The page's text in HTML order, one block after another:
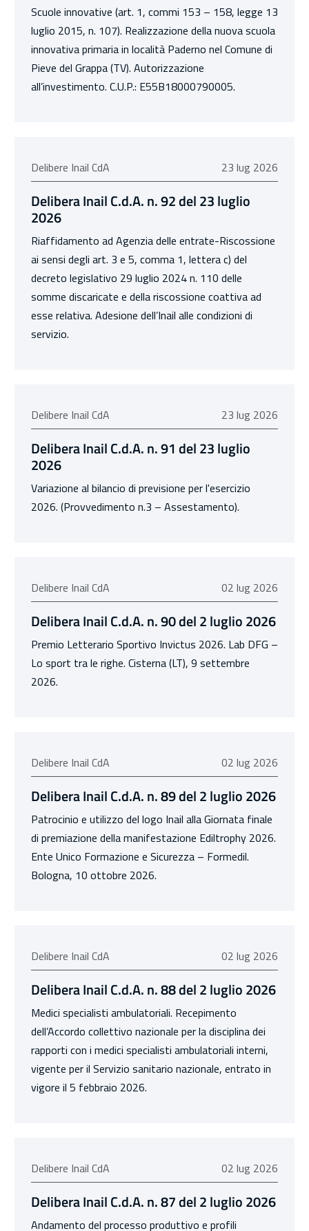
Scuole innovative (art. 1, commi 153 – 158, legge 13
luglio 2015, n. 107). Realizzazione della nuova scuola
innovativa primaria in località Paderno nel Comune di
Pieve del Grappa (TV). Autorizzazione
all’investimento. C.U.P.: E55B18000790005.
Delibere Inail CdA 23 luglio 2026
23 lug 2026
Delibera Inail C.d.A. n. 92 del 23 luglio
2026
Riaffidamento ad Agenzia delle entrate-Riscossione
ai sensi degli art. 3 e 5, comma 1, lettera c) del
decreto legislativo 29 luglio 2024 n. 110 delle
somme discaricate e della riscossione coattiva ad
esse relativa. Adesione dell’Inail alle condizioni di
servizio.
Delibere Inail CdA 23 luglio 2026
23 lug 2026
Delibera Inail C.d.A. n. 91 del 23 luglio
2026
Variazione al bilancio di previsione per l'esercizio
2026. (Provvedimento n.3 – Assestamento).
Delibere Inail CdA 02 luglio 2026
02 lug 2026
Delibera Inail C.d.A. n. 90 del 2 luglio 2026
Premio Letterario Sportivo Invictus 2026. Lab DFG –
Lo sport tra le righe. Cisterna (LT), 9 settembre
2026.
Delibere Inail CdA 02 luglio 2026
02 lug 2026
Delibera Inail C.d.A. n. 89 del 2 luglio 2026
Patrocinio e utilizzo del logo Inail alla Giornata finale
di premiazione della manifestazione Ediltrophy 2026.
Ente Unico Formazione e Sicurezza – Formedil.
Bologna, 10 ottobre 2026.
Delibere Inail CdA 02 luglio 2026
02 lug 2026
Delibera Inail C.d.A. n. 88 del 2 luglio 2026
Medici specialisti ambulatoriali. Recepimento
dell’Accordo collettivo nazionale per la disciplina dei
rapporti con i medici specialisti ambulatoriali interni,
vigente per il Servizio sanitario nazionale, entrato in
vigore il 5 febbraio 2026.
Delibere Inail CdA 02 luglio 2026
02 lug 2026
Delibera Inail C.d.A. n. 87 del 2 luglio 2026
Andamento del processo produttivo e profili